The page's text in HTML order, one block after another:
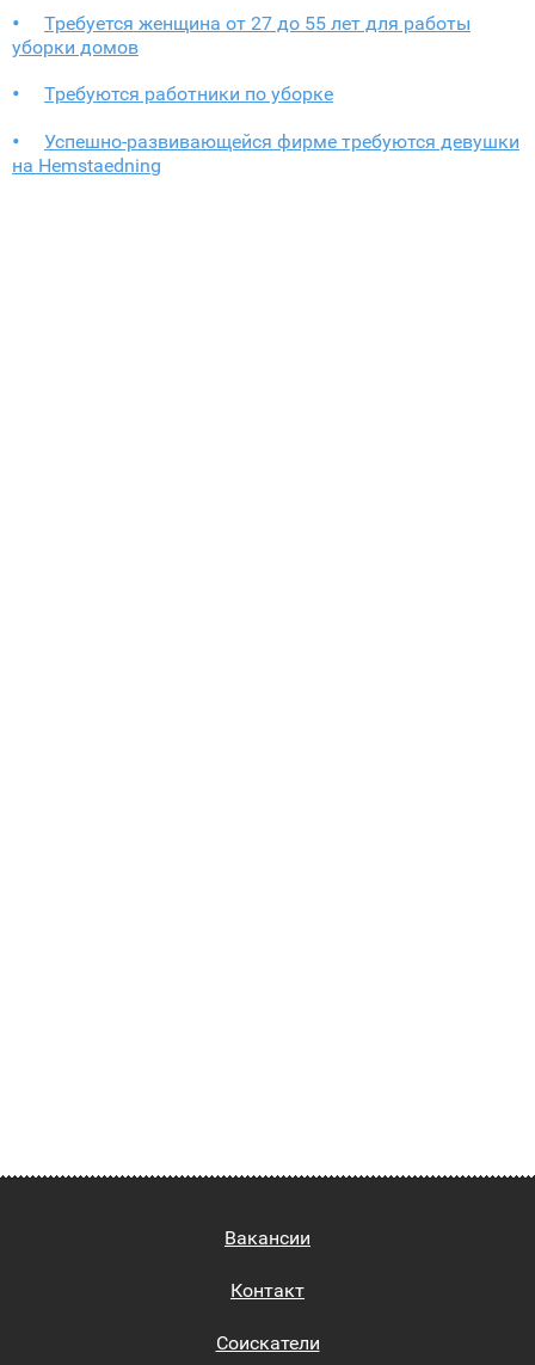
Требуется женщина от 27 до 55 лет для работы
уборки домов
Требуются работники по уборке
Успешно-развивающейся фирме требуются девушки
на Hemstaedning
Вакансии
Контакт
Соискатели